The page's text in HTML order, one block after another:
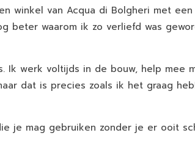
winkel van Acqua di Bolgheri met
beter waarom ik zo verliefd was
Ik werk voltijds in de bouw, help mee
dat is precies zoals ik het graag
je mag gebruiken zonder je er ooit